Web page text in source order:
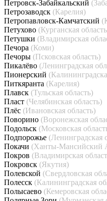
Петровск-Забайкальский
Петрозаводск (Карелия)
Петропавловск-Камчатский
Петухово (Курганская
Петушки (Владимирская
Печора (Коми)
Печоры (Псковская область)
Пикалёво (Ленинградская
Пионерский
Питкяранта (Карелия)
Плавск (Тульская область)
Пласт (Челябинская область)
Плёс (Ивановская область)
Поворино (Воронежская
Подольск (Московская
Подпорожье (Ленинградская
Покачи (Ханты-
Покров (Владимирская
Покровск (Якутия)
Полевской (Свердловская
Полесск (Калининградская
Полысаево (Кемеровская